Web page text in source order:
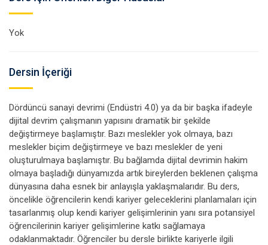
Yok
Dersin İçeriği
Dördüncü sanayi devrimi (Endüstri 4.0) ya da bir başka ifadeyle
dijital devrim çalışmanın yapısını dramatik bir şekilde
değiştirmeye başlamıştır. Bazı meslekler yok olmaya, bazı
meslekler biçim değiştirmeye ve bazı meslekler de yeni
oluşturulmaya başlamıştır. Bu bağlamda dijital devrimin hakim
olmaya başladığı dünyamızda artık bireylerden beklenen çalışma
dünyasına daha esnek bir anlayışla yaklaşmalarıdır. Bu ders,
öncelikle öğrencilerin kendi kariyer geleceklerini planlamaları için
tasarlanmış olup kendi kariyer gelişimlerinin yanı sıra potansiyel
öğrencilerinin kariyer gelişimlerine katkı sağlamaya
odaklanmaktadır. Öğrenciler bu dersle birlikte kariyerle ilgili